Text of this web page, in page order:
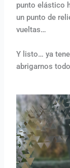
punto elástico
un punto de
vueltas…
Y listo… ya
abrigarnos